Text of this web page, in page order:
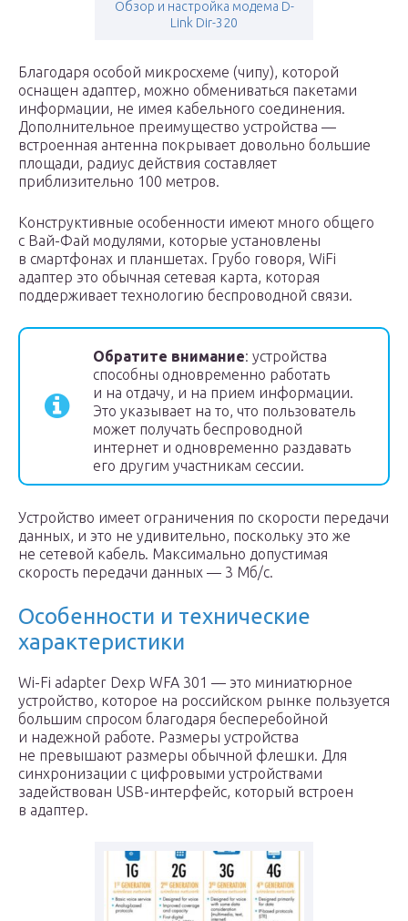
Обзор и настройка модема D-
Link Dir-320
Благодаря особой микросхеме (чипу), которой
оснащен адаптер, можно обмениваться пакетами
информации, не имея кабельного соединения.
Дополнительное преимущество устройства —
встроенная антенна покрывает довольно большие
площади, радиус действия составляет
приблизительно 100 метров.
Конструктивные особенности имеют много общего
с Вай-Фай модулями, которые установлены
в смартфонах и планшетах. Грубо говоря, WiFi
адаптер это обычная сетевая карта, которая
поддерживает технологию беспроводной связи.
Обратите внимание: устройства
способны одновременно работать
и на отдачу, и на прием информации.
Это указывает на то, что пользователь
может получать беспроводной
интернет и одновременно раздавать
его другим участникам сессии.
Устройство имеет ограничения по скорости передачи
данных, и это не удивительно, поскольку это же
не сетевой кабель. Максимально допустимая
скорость передачи данных — 3 Мб/с.
Особенности и технические
характеристики
Wi-Fi adapter Dexp WFA 301 — это миниатюрное
устройство, которое на российском рынке пользуется
большим спросом благодаря бесперебойной
и надежной работе. Размеры устройства
не превышают размеры обычной флешки. Для
синхронизации с цифровыми устройствами
задействован USB-интерфейс, который встроен
в адаптер.